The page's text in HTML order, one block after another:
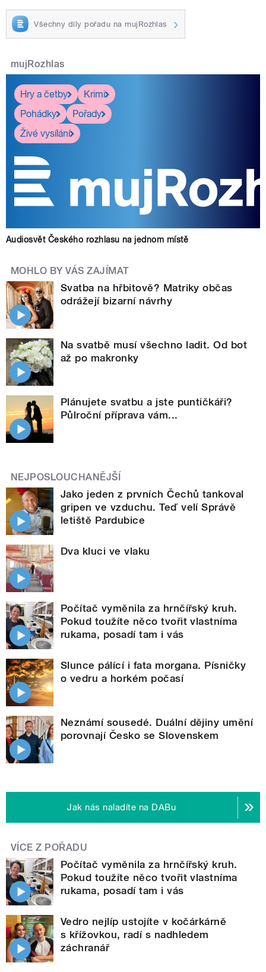
Všechny díly pořadu na mujRozhlas
mujRozhlas
Hry a četby
Krimi
Pohádky
Pořady
Živé vysílání
Audiosvět Českého rozhlasu na jednom místě
MOHLO BY VÁS ZAJÍMAT
Svatba na hřbitově? Matriky občas
odrážejí bizarní návrhy
Na svatbě musí všechno ladit. Od bot
až po makronky
Plánujete svatbu a jste puntičkáři?
Půlroční příprava vám...
NEJPOSLOUCHANĚJŠÍ
Jako jeden z prvních Čechů tankoval
gripen ve vzduchu. Teď velí Správě
letiště Pardubice
Dva kluci ve vlaku
Počítač vyměnila za hrnčířský kruh.
Pokud toužíte něco tvořit vlastníma
rukama, posadí tam i vás
Slunce pálící i fata morgana. Písničky
o vedru a horkém počasí
Neznámí sousedé. Duální dějiny umění
porovnají Česko se Slovenskem
Jak nás naladíte na DABu
VÍCE Z POŘADU
Počítač vyměnila za hrnčířský kruh.
Pokud toužíte něco tvořit vlastníma
rukama, posadí tam i vás
Vedro nejlíp ustojíte v kočárkárně
s křížovkou, radí s nadhledem
záchranář